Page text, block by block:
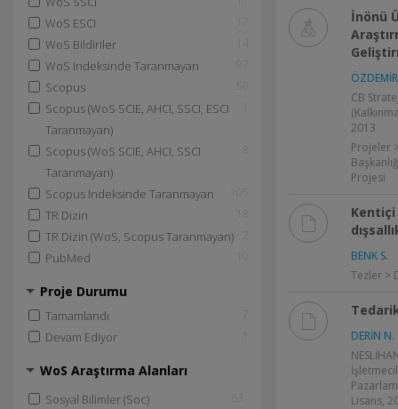
WoS ESCI
WoS Bildiriler
WoS Indeksinde Taranmayan
Scopus
Scopus (WoS SCIE, AHCI, SSCI, ESCI
Taranmayan)
Scopus (WoS SCIE, AHCI, SSCI
Taranmayan)
Scopus Indeksinde Taranmayan
TR Dizin
TR Dizin (WoS, Scopus Taranmayan)
PubMed
Proje Durumu
Tamamlandı
Devam Ediyor
WoS Araştırma Alanları
Sosyal Bilimler (Soc)
İnönü
CB
2013
Projeler
Projesi
BENK S.
Tezler >
DERİN N.
Lisans,